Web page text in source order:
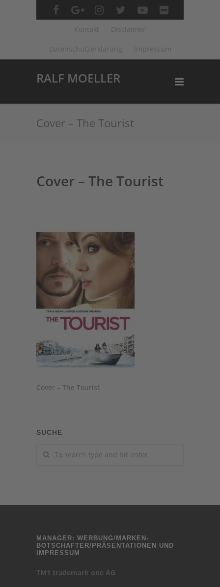
Kontakt Disclaimer
Datenschutzerklärung Impressum
RALF MOELLER
Cover – The Tourist
Cover – The Tourist
Cover – The Tourist
SUCHE
MANAGER: WERBUNG/MARKEN-
BOTSCHAFTER/PRÄSENTATIONEN UND
IMPRESSUM
TM1 trademark one AG